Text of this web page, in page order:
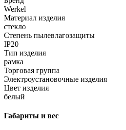
Werkel
Материал изделия
стекло
Степень пылевлагозащиты
IP20
Тип изделия
рамка
Торговая группа
Электроустановочные изделия
Цвет изделия
белый
Габариты и вес